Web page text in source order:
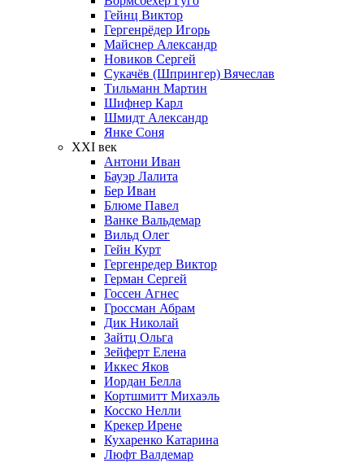
Гейнц Виктор
Гергенрёдер Игорь
Майснер Александр
Новиков Сергей
Сукачёв (Шпрингер) Вячеслав
Тильманн Мартин
Шифнер Карл
Шмидт Александр
Янке Соня
XXI век
Антони Иван
Бауэр Лалита
Бер Иван
Блюме Павел
Ванке Вальдемар
Вильд Олег
Гейн Курт
Гергенредер Виктор
Герман Сергей
Госсен Агнес
Гроссман Абрам
Дик Николай
Зайтц Ольга
Зейферт Елена
Иккес Яков
Иордан Белла
Кортшмитт Михаэль
Косско Нелли
Крекер Ирене
Кухаренко Катарина
Люфт Валдемaр